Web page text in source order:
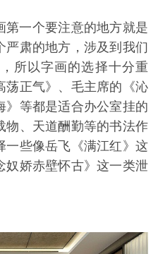
第一个要注意的地方就是
严肃的地方，涉及到我们
所以字画的选择十分重
荡正气》、毛主席的《沁
》等都是适合办公室挂的
物、天道酬勤等的书法作
一些像岳飞《满江红》这
奴娇赤壁怀古》这一类泄